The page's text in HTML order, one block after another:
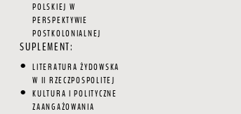
POLSKIEJ W
PERSPEKTYWIE
POSTKOLONIALNEJ
SUPLEMENT:
LITERATURA ŻYDOWSKA
W II RZECZPOSPOLITEJ
KULTURA I POLITYCZNE
ZAANGAŻOWANIA